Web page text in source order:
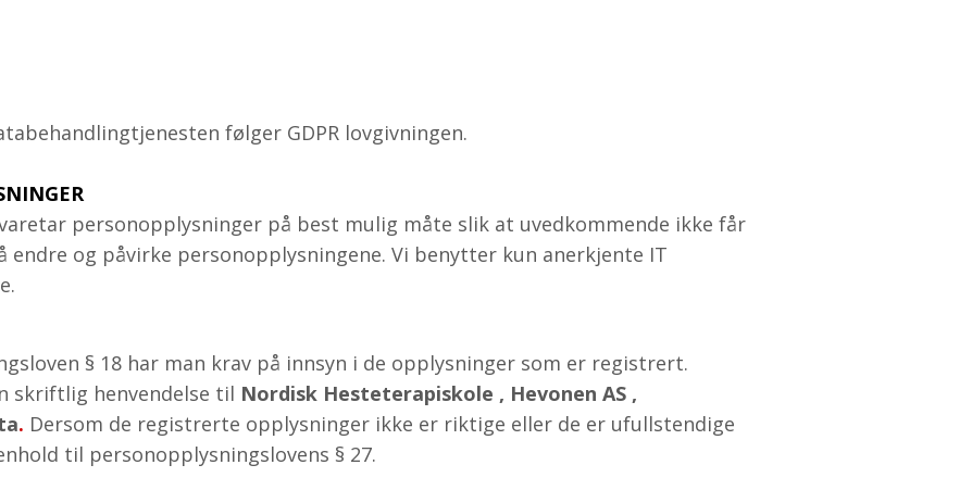
følger GDPR lovgivningen.
personopplysninger på best mulig måte slik at uvedkommende ikke får
endre og påvirke personopplysningene. Vi benytter kun anerkjente IT
§ 18 har man krav på innsyn i de opplysninger som er registrert.
skriftlig henvendelse til Nordisk Hesteterapiskole , Hevonen AS ,
. Dersom de registrerte opplysninger ikke er riktige eller de er ufullstendige
til personopplysningslovens § 27.